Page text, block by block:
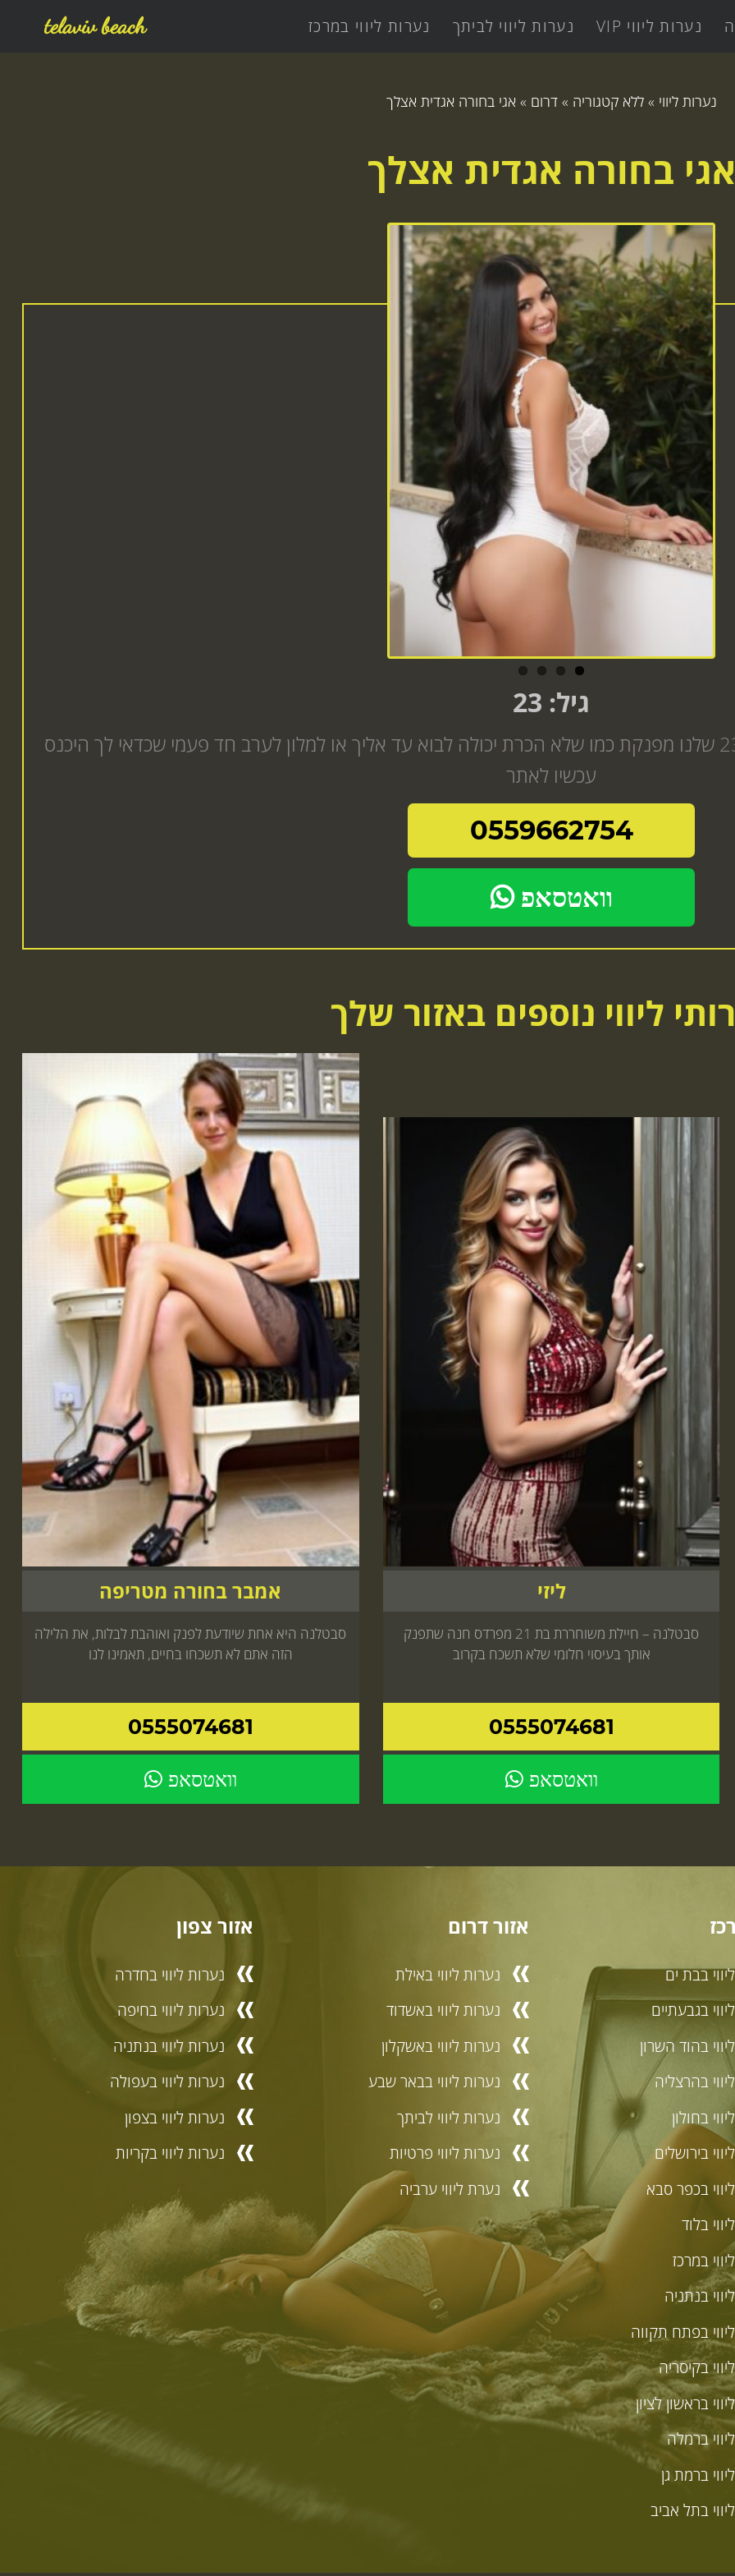
נערות ליווי VIP נערות ליווי לביתך נערות ליווי במרכז telaviv beach
נערות ליווי »ללא קטגוריה »דרום » אגי בחורה אגדית אצלך
אגי בחורה אגדית אצלך
גיל: 23
אודט בחורה חמה מחכה להזמנה שלך בת 23 שלנו מפנקת כמו שלא הכרת יכולה לבוא עד אליך או למלון לערב חד פעמי שכדאי לך היכנס
עכשיו לאתר
0559662754
וואטסאפ
ליווי נוספים באזור שלך
ליזי
סבטלנה – חיילת משוחררת בת 21 מפרדס חנה שתפנק
אותך בעיסוי חלומי שלא תשכח בקרוב
0555074681
וואטסאפ
אמבר בחורה מטריפה
סבטלנה היא אחת שיודעת לפנק ואוהבת לבלות, את הלילה
הזה אתם לא תשכחו בחיים, תאמינו לנו
0555074681
וואטסאפ
בבת ים
בגבעתיים
בהוד השרון
בהרצליה
בחולון
בירושלים
בכפר סבא
בלוד
במרכז
בנתניה
בפתח תקווה
בקיסריה
בראשון לציון
ברמלה
ברמת גן
בתל אביב
אזור דרום
נערות ליווי באילת
נערות ליווי באשדוד
נערות ליווי באשקלון
נערות ליווי בבאר שבע
נערות ליווי לביתך
נערות ליווי פרטיות
נערת ליווי ערביה
אזור צפון
נערות ליווי בחדרה
נערות ליווי בחיפה
נערות ליווי בנתניה
נערות ליווי בעפולה
נערות ליווי בצפון
נערות ליווי בקריות